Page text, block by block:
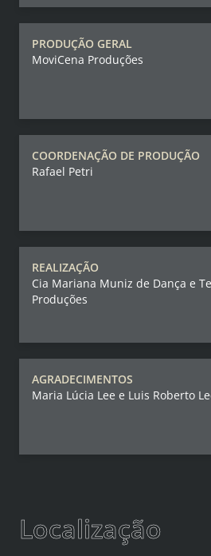
PRODUÇÃO GERAL
MoviCena Produções
COORDENAÇÃO DE PRODUÇÃO
Rafael Petri
REALIZAÇÃO
Cia Mariana Muniz de Dança e
Produções
AGRADECIMENTOS
Maria Lúcia Lee e Luis Roberto
Localização